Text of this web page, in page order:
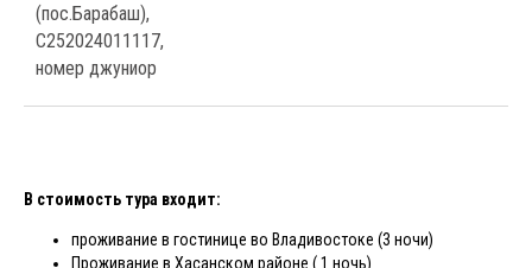
(пос.Барабаш),
С252024011117,
номер джуниор
В стоимость тура входит:
проживание в гостинице во Владивостоке (3 ночи)
Проживание в Хасанском районе ( 1 ночь)